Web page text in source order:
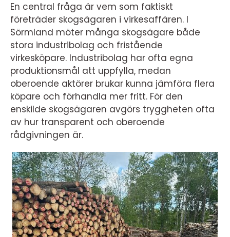
En central fråga är vem som faktiskt
företräder skogsägaren i virkesaffären. I
Sörmland möter många skogsägare både
stora industribolag och fristående
virkesköpare. Industribolag har ofta egna
produktionsmål att uppfylla, medan
oberoende aktörer brukar kunna jämföra flera
köpare och förhandla mer fritt. För den
enskilde skogsägaren avgörs tryggheten ofta
av hur transparent och oberoende
rådgivningen är.